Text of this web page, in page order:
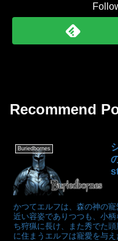
Recommend
Buriedbornes
かつてエルフは、森の神の
近い容姿でありつつも、小
ち狩猟に長け、また秀でた
に住まうエルフは寵愛を与え